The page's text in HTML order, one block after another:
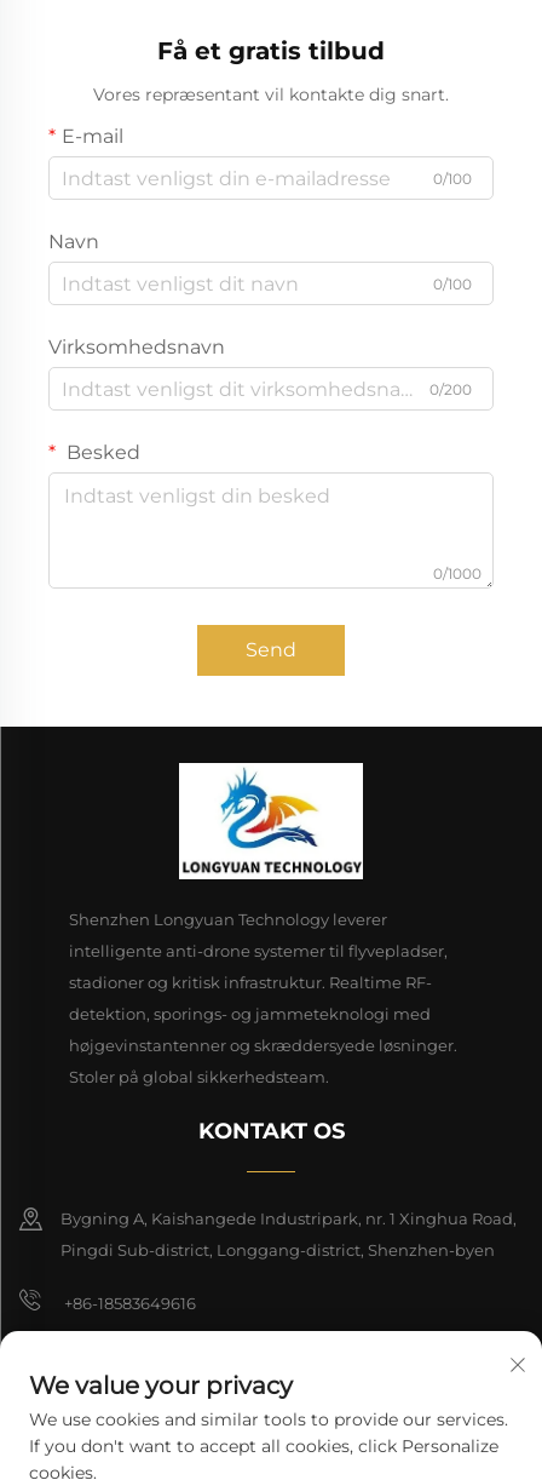
Få et gratis tilbud
Vores repræsentant vil kontakte dig snart.
E-mail
0/100
Navn
0/100
Virksomhedsnavn
0/200
Besked
0/1000
Send
Shenzhen Longyuan Technology leverer
intelligente anti-drone systemer til flyvepladser,
stadioner og kritisk infrastruktur. Realtime RF-
detektion, sporings- og jammeteknologi med
højgevinstantenner og skræddersyede løsninger.
Stoler på global sikkerhedsteam.
KONTAKT OS
Bygning A, Kaishangede Industripark, nr. 1 Xinghua Road,
Pingdi Sub-district, Longgang-district, Shenzhen-byen
+86-18583649616
8618165761396
We value your privacy
We use cookies and similar tools to provide our services.
If you don't want to accept all cookies, click Personalize
cookies.